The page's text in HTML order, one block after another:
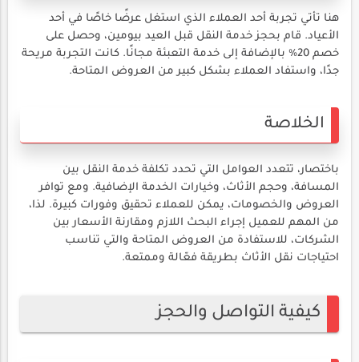
هنا تأتي تجربة أحد العملاء الذي استغل عرضًا خاصًا في أحد
الأعياد. قام بحجز خدمة النقل قبل العيد بيومين، وحصل على
خصم 20% بالإضافة إلى خدمة التعبئة مجانًا. كانت التجربة مريحة
جدًا، واستفاد العملاء بشكل كبير من العروض المتاحة.
الخلاصة
باختصار، تتعدد العوامل التي تحدد تكلفة خدمة النقل بين
المسافة، وحجم الأثاث، وخيارات الخدمة الإضافية. ومع توافر
العروض والخصومات، يمكن للعملاء تحقيق وفورات كبيرة. لذا،
من المهم للعميل إجراء البحث اللازم ومقارنة الأسعار بين
الشركات، للاستفادة من العروض المتاحة والتي تناسب
احتياجات نقل الأثاث بطريقة فعّالة وممتعة.
كيفية التواصل والحجز